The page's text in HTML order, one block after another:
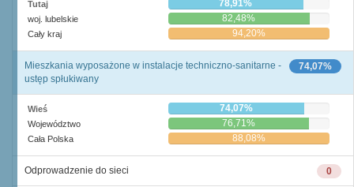
Tutaj 78,91%
woj. lubelskie 82,48%
Cały kraj 94,20%
74,07%
Mieszkania wyposażone w instalacje techniczno-sanitarne -
ustęp spłukiwany
Wieś 74,07%
Województwo 76,71%
Cała Polska 88,08%
0
Odprowadzenie do sieci